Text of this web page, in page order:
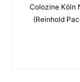
Colozine Köln
(Reinhold